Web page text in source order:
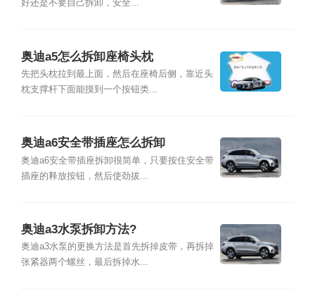
好还是不要自己拆卸，安全...
奥迪a5怎么拆卸座椅头枕
先把头枕拉到最上面，然后在座椅后侧，靠近头
枕支撑杆下面能摸到一个按钮类...
奥迪a6安全带插座怎么拆卸
奥迪a6安全带插座拆卸很简单，只要按住安全带
插座的释放按钮，然后使劲拔...
奥迪a3水泵拆卸方法?
奥迪a3水泵的更换方法是首先拆掉皮带，再拆掉
张紧器两个螺丝，最后拆掉水...